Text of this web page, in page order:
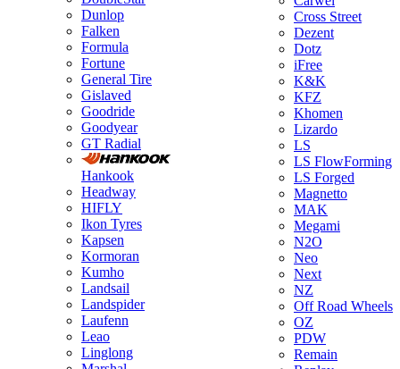
Dunlop
Falken
Formula
Fortune
General Tire
Gislaved
Goodride
Goodyear
GT Radial
Hankook
Headway
HIFLY
Ikon Tyres
Kapsen
Kormoran
Kumho
Landsail
Landspider
Laufenn
Leao
Linglong
Cross Street
Dezent
Dotz
iFree
K&K
KFZ
Khomen
Lizardo
LS
LS FlowForming
LS Forged
Magnetto
MAK
Megami
N2O
Neo
Next
NZ
Off Road Wheels
OZ
PDW
Remain